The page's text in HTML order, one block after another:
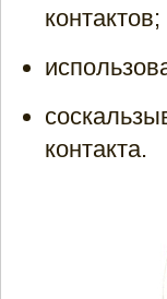
контактов;
контакта.